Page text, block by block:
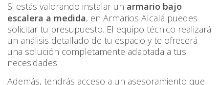
Si estás valorando instalar un armario bajo
escalera a medida, en Armarios Alcalá puedes
solicitar tu presupuesto. El equipo técnico realizará
un análisis detallado de tu espacio y te ofrecerá
una solución completamente adaptada a tus
necesidades.
Además, tendrás acceso a un asesoramiento que